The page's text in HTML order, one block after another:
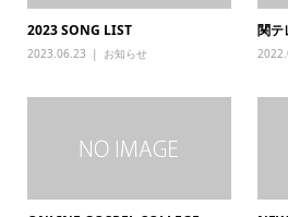
2023 SONG LIST
2023.06.23 お知らせ
関テ